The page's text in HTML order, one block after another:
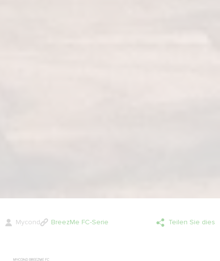
Mycond BreezMe FC-Serie Teilen Sie dies